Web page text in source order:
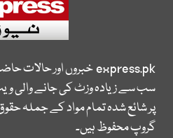
express.pkخبروں اور حالات
سب سے زیادہ وزٹ کی جانے والی
پر شائع شدہ تمام مواد کے جملہ
گروپ محفوظ ہیں۔